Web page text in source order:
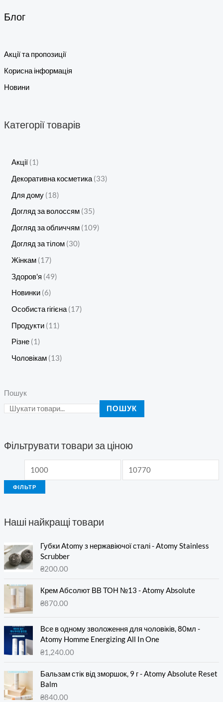
Блог
Акції та пропозиції
Корисна інформація
Новини
Категорії товарів
Акції 1
Декоративна косметика 33
Для дому 18
Догляд за волоссям 35
Догляд за обличчям 109
Догляд за тілом 30
Жінкам 17
Здоров'я 49
Новинки 6
Особиста гігієна 17
Продукти 11
Різне 1
Чоловікам 13
Пошук
ПОШУК
Фільтрувати товари за ціною
ФІЛЬТР
Наші найкращі товари
Губки Atomy з нержавіючої сталі - Atomy Stainless
Scrubber
₴200.00
Крем Абсолют ВВ ТОН №13 - Atomy Absolute
₴870.00
Все в одному зволоження для чоловіків, 80мл -
Atomy Homme Energizing All In One
₴1,240.00
Бальзам стік від зморшок, 9 г - Atomy Absolute Reset
Balm
₴840.00